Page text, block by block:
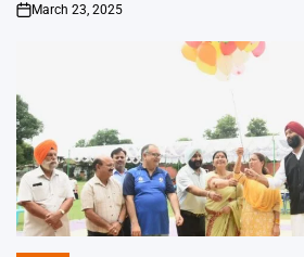
on
March 23, 2025